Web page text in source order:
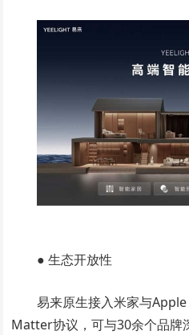
● 生态开放性
易来原生接入米家与
Matter协议，可与30余个品牌